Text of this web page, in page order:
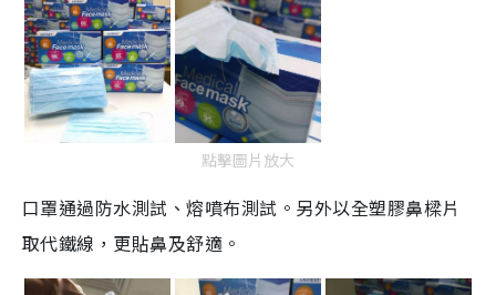
點擊圖片放大
口罩通過防水測試、熔噴布測試。另外以全塑膠鼻樑片
取代鐵線，更貼鼻及舒適。